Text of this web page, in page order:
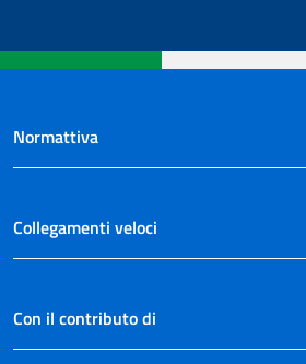
Normattiva
Collegamenti veloci
Con il contributo di